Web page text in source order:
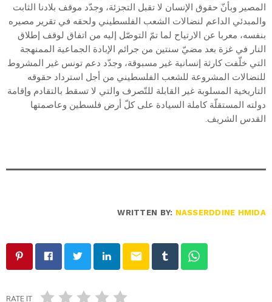
المصير وبأنّ حقوق الإنسان لا تقبل التجزئة، وجدّد موقف بلادنا الثابت
والمبدئي الداعم لنضالات الشعب الفلسطيني ولحقه في تقرير مصيره
بنفسه، معربا عن الارتياح لما تمّ التوصّل إليه من اتفاق لوقف إطلاق
النار في غزة بعد مضيّ سنتين من جرائم الإبادة الجماعية الممنهجة
التي خلّفت كارثة إنسانية غير مسبوقة، وجدّد دعم تونس غير المشروط
للنضالات المشروعة للشعب الفلسطيني من أجل استرداد حقوقه
التاريخية المسلوبة غير القابلة للتّصرف والتي لا تسقط بالتقادم وإقامة
دولته المستقلّة كاملة السيادة على كلّ أرض فلسطين وعاصمتها
القدس الشريف.
WRITTEN BY: NASSERDDINE HMIDA
email
RATE IT